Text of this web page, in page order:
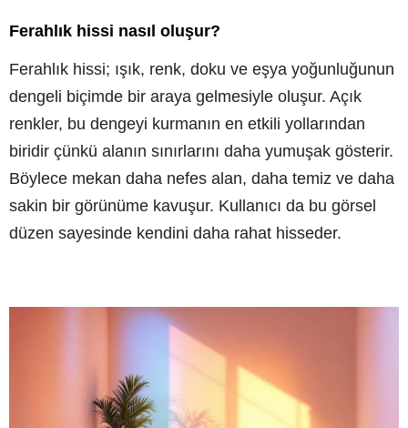
Ferahlık hissi nasıl oluşur?
Ferahlık hissi; ışık, renk, doku ve eşya yoğunluğunun
dengeli biçimde bir araya gelmesiyle oluşur. Açık
renkler, bu dengeyi kurmanın en etkili yollarından
biridir çünkü alanın sınırlarını daha yumuşak gösterir.
Böylece mekan daha nefes alan, daha temiz ve daha
sakin bir görünüme kavuşur. Kullanıcı da bu görsel
düzen sayesinde kendini daha rahat hisseder.